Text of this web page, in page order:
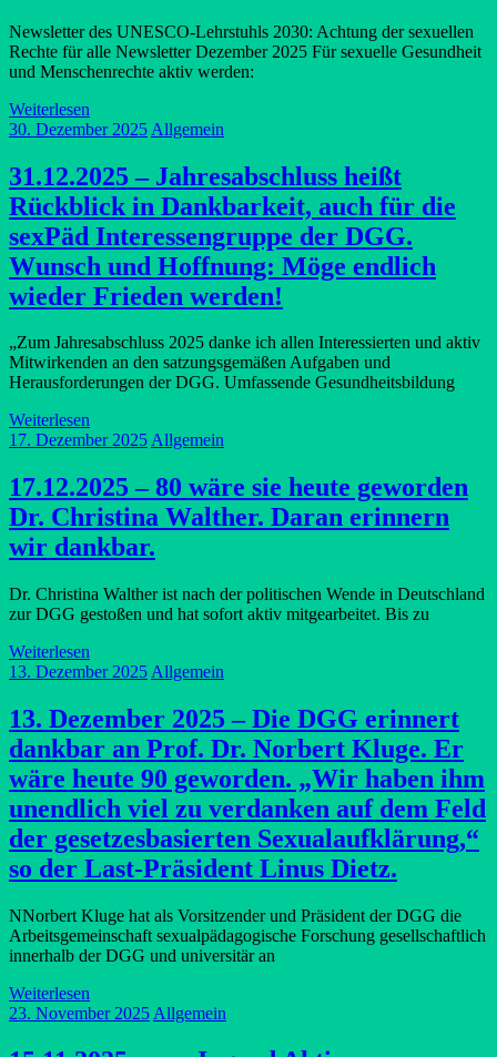
Newsletter des UNESCO-Lehrstuhls 2030: Achtung der sexuellen
Rechte für alle Newsletter Dezember 2025 Für sexuelle Gesundheit
und Menschenrechte aktiv werden:
Weiterlesen
30. Dezember 2025 Allgemein
31.12.2025 – Jahresabschluss heißt
Rückblick in Dankbarkeit, auch für die
sexPäd Interessengruppe der DGG.
Wunsch und Hoffnung: Möge endlich
wieder Frieden werden!
„Zum Jahresabschluss 2025 danke ich allen Interessierten und aktiv
Mitwirkenden an den satzungsgemäßen Aufgaben und
Herausforderungen der DGG. Umfassende Gesundheitsbildung
Weiterlesen
17. Dezember 2025Allgemein
17.12.2025 – 80 wäre sie heute geworden
Dr. Christina Walther. Daran erinnern
wir dankbar.
Dr. Christina Walther ist nach der politischen Wende in Deutschland
zur DGG gestoßen und hat sofort aktiv mitgearbeitet. Bis zu
Weiterlesen
13. Dezember 2025 Allgemein
13. Dezember 2025 – Die DGG erinnert
dankbar an Prof. Dr. Norbert Kluge. Er
wäre heute 90 geworden. „Wir haben ihm
unendlich viel zu verdanken auf dem Feld
der gesetzesbasierten Sexualaufklärung,“
so der Last-Präsident Linus Dietz.
NNorbert Kluge hat als Vorsitzender und Präsident der DGG die
Arbeitsgemeinschaft sexualpädagogische Forschung gesellschaftlich
innerhalb der DGG und universitär an
Weiterlesen
23. November 2025 Allgemein